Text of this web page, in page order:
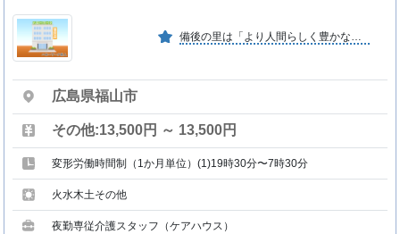
備後の里は「より人間らしく豊かな老後を過ごすために医療と福祉の協同ゾーンの構築を目指す」ことを理念とし、地域の人々との支え合い、共に生きる施設運営を進めていきます
広島県福山市
その他:13,500円 ～ 13,500円
変形労働時間制（1か月単位）(1)19時30分〜7時30分
火水木土その他
夜勤専従介護スタッフ（ケアハウス）